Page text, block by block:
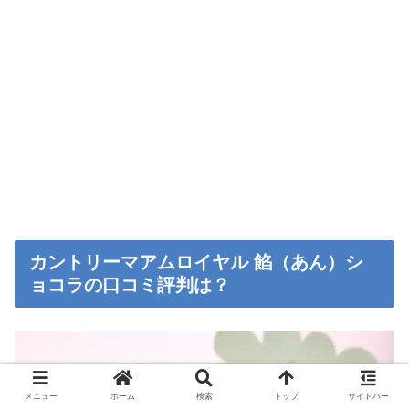
カントリーマアムロイヤル 餡（あん）シ
ョコラの口コミ評判は？
メニュー ホーム 検索 トップ サイドバー